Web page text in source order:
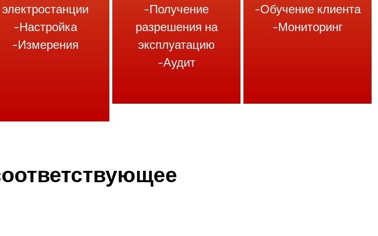
электростанции
-Настройка
-Измерения
-Получение
разрешения на
эксплуатацию
-Аудит
-Обучение клиента
-Мониторинг